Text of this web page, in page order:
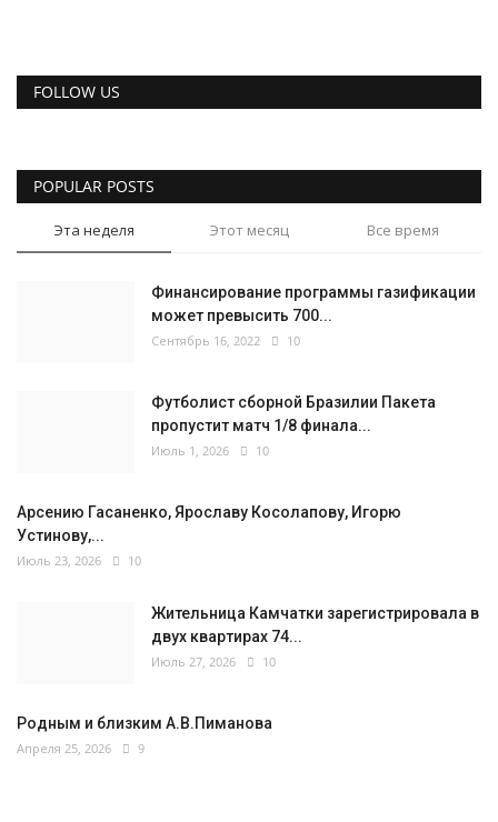
FOLLOW US
POPULAR POSTS
Эта неделя Этот месяц Все время
Финансирование программы газификации
может превысить 700...
Сентябрь 16, 2022 10
Футболист сборной Бразилии Пакета
пропустит матч 1/8 финала...
Июль 1, 2026 10
Арсению Гасаненко, Ярославу Косолапову, Игорю
Устинову,...
Июль 23, 2026 10
Жительница Камчатки зарегистрировала в
двух квартирах 74...
Июль 27, 2026 10
Родным и близким А.В.Пиманова
Апреля 25, 2026 9